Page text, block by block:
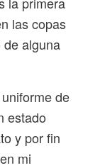
las copas
alguna
de
estado
y por fin
mi